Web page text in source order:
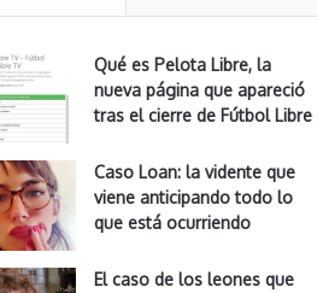
Qué es Pelota Libre, la
nueva página que apareció
tras el cierre de Fútbol Libre
Caso Loan: la vidente que
viene anticipando todo lo
que está ocurriendo
El caso de los leones que